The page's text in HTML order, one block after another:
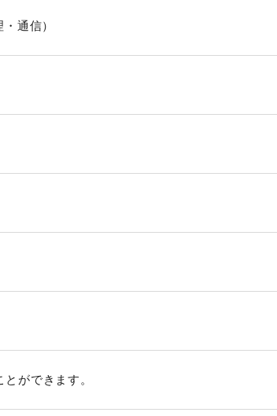
通信）
ができます。